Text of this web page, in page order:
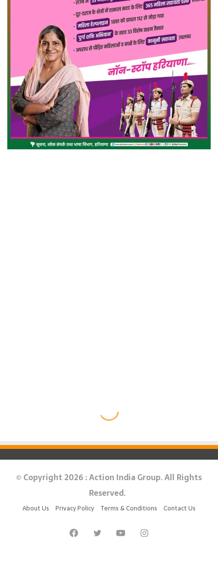
© Copyright 2026 : Action India Group. All Rights
Reserved.
About Us Privacy Policy Terms & Conditions Contact Us
FacebookTwitter YouTubeInstagram